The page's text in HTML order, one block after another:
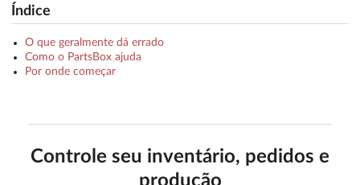
Índice
O que geralmente dá errado
Como o PartsBox ajuda
Por onde começar
Controle seu inventário, pedidos e